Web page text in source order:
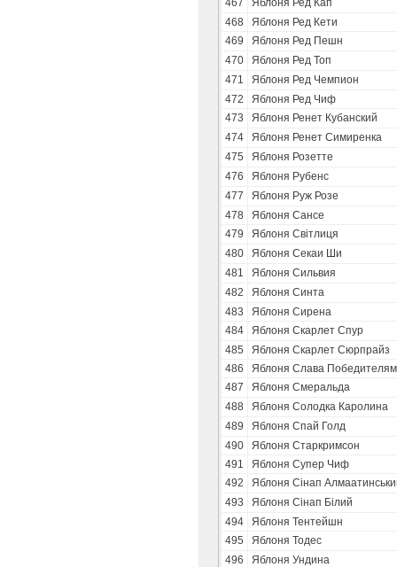
467
Яблоня Ред Кап
468
Яблоня Ред Кети
469
Яблоня Ред Пешн
470
Яблоня Ред Топ
471
Яблоня Ред Чемпион
472
Яблоня Ред Чиф
473
Яблоня Ренет Кубанский
474
Яблоня Ренет Симиренка
475
Яблоня Розетте
476
Яблоня Рубенс
477
Яблоня Руж Розе
478
Яблоня Сансе
479
Яблоня Свiтлиця
480
Яблоня Секаи Ши
481
Яблоня Сильвия
482
Яблоня Синта
483
Яблоня Сирена
484
Яблоня Скарлет Спур
485
Яблоня Скарлет Сюрпрайз
486
Яблоня Слава Победителям
487
Яблоня Смеральда
488
Яблоня Солодка Каролина
489
Яблоня Спай Голд
490
Яблоня Старкримсон
491
Яблоня Супер Чиф
492
Яблоня Сінап
493
Яблоня Сінап Білий
494
Яблоня Тентейшн
495
Яблоня Тодес
496
Яблоня Ундина